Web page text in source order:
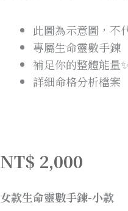
此圖為示意圖，不
專屬生命靈數手鍊
補足你的整體能量
詳細命格分析檔案
NT$ 2,000
女款生命靈數手鍊-小款